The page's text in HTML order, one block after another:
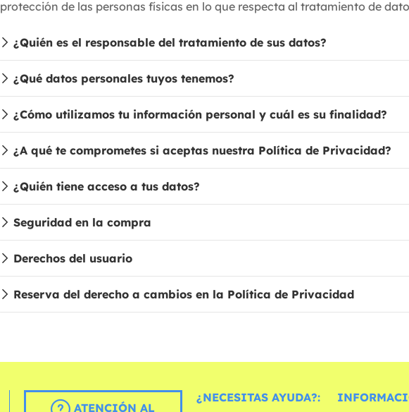
protección de las personas físicas en lo que respecta al tratamiento de
¿Quién es el responsable del tratamiento de sus datos?
¿Qué datos personales tuyos tenemos?
¿Cómo utilizamos tu información personal y cuál es su finalidad?
¿A qué te comprometes si aceptas nuestra Política de Privacidad?
¿Quién tiene acceso a tus datos?
Seguridad en la compra
Derechos del usuario
Reserva del derecho a cambios en la Política de Privacidad
ATENCIÓN AL
¿NECESITAS AYUDA?: